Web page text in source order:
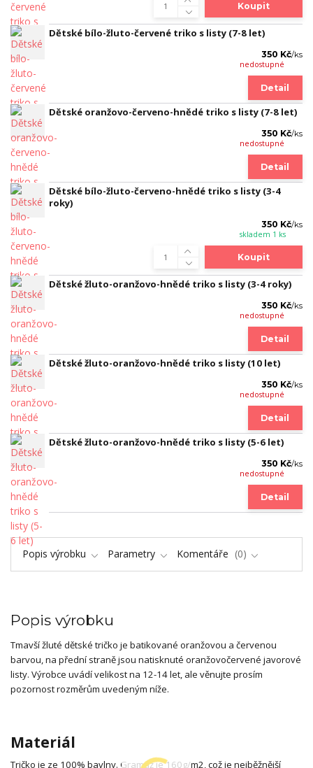
Koupit
Dětské bílo-žluto-červené triko s listy (7-8 let)
350 Kč/ks
nedostupné
Detail
Dětské oranžovo-červeno-hnědé triko s listy (7-8 let)
350 Kč/ks
nedostupné
Detail
Dětské bílo-žluto-červeno-hnědé triko s listy (3-4
roky)
350 Kč/ks
skladem 1 ks
Koupit
Dětské žluto-oranžovo-hnědé triko s listy (3-4 roky)
350 Kč/ks
nedostupné
Detail
Dětské žluto-oranžovo-hnědé triko s listy (10 let)
350 Kč/ks
nedostupné
Detail
Dětské žluto-oranžovo-hnědé triko s listy (5-6 let)
350 Kč/ks
nedostupné
Detail
Popis výrobku Parametry Komentáře 0
Popis výrobku
Tmavší žluté dětské tričko je batikované oranžovou a červenou
barvou, na přední straně jsou natisknuté oranžovočervené javorové
listy. Výrobce uvádí velikost na 12-14 let, ale věnujte prosím
pozornost rozměrům uvedeným níže.
Materiál
Tričko je ze 100% bavlny. Gramáž je 160g/m2, což je nejběžnější